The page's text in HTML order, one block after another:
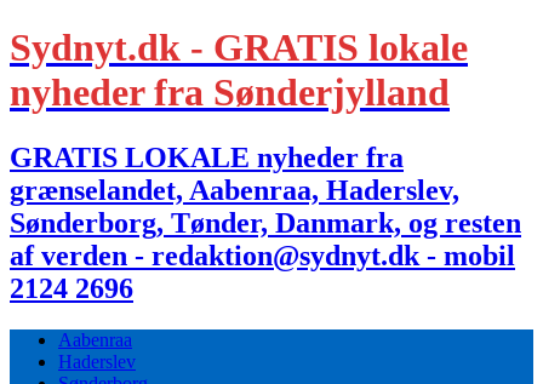
Sydnyt.dk - GRATIS lokale
nyheder fra Sønderjylland
GRATIS LOKALE nyheder fra
grænselandet, Aabenraa, Haderslev,
Sønderborg, Tønder, Danmark, og resten
af verden - redaktion@sydnyt.dk - mobil
2124 2696
Aabenraa
Haderslev